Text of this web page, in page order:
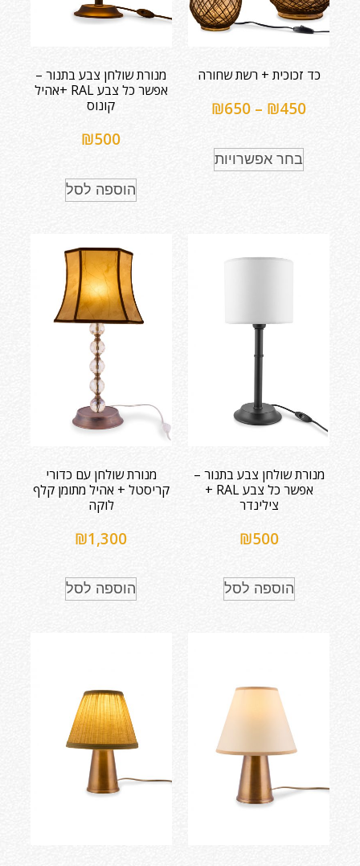
כד זכוכית + רשת שחורה
₪450
–
₪650
בחר אפשרויות
מנורת שולחן צבע בתנור –
אפשר כל צבע RAL +אהיל
קונוס
₪500
הוספה לסל
מנורת שולחן צבע בתנור –
אפשר כל צבע RAL +
צילינדר
₪500
הוספה לסל
מנורת שולחן עם כדורי
קריסטל + אהיל מתומן קלף
לוקה
₪1,300
הוספה לסל